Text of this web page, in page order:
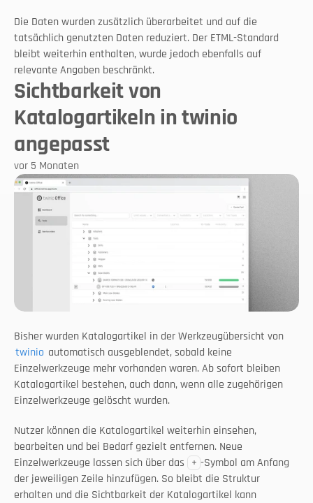
Die Daten wurden zusätzlich überarbeitet und auf die
tatsächlich genutzten Daten reduziert. Der ETML-Standard
bleibt weiterhin enthalten, wurde jedoch ebenfalls auf
relevante Angaben beschränkt.
Sichtbarkeit von
Katalogartikeln in twinio
angepasst
vor 5 Monaten
twinio automatisch ausgeblendet, sobald keine
Einzelwerkzeuge mehr vorhanden waren. Ab sofort bleiben
Katalogartikel bestehen, auch dann, wenn alle zugehörigen
Einzelwerkzeuge gelöscht wurden.
Nutzer können die Katalogartikel weiterhin einsehen,
bearbeiten und bei Bedarf gezielt entfernen. Neue
Einzelwerkzeuge lassen sich über das
+ -Symbol am Anfang
der jeweiligen Zeile hinzufügen. So bleibt die Struktur
erhalten und die Sichtbarkeit der Katalogartikel kann